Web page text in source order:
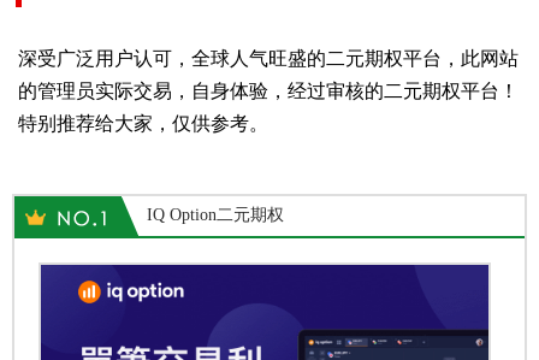
深受广泛用户认可，全球人气旺盛的二元期权平台，此网站
的管理员实际交易，自身体验，经过审核的二元期权平台！
特别推荐给大家，仅供参考。
IQ Option二元期权